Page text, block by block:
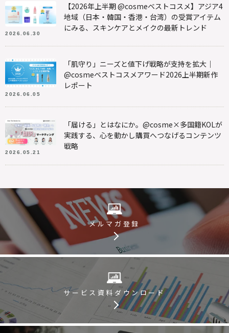
2026.06.30
【2026年上半期 @cosmeベストコスメ】アジア4
地域（日本・韓国・香港・台湾）の受賞アイテム
にみる、スキンケアとメイクの最新トレンド
2026.06.05
「肌守り」ニーズと値下げ戦略が支持を拡大｜
@cosmeベストコスメアワード2026上半期新作
レポート
2026.05.21
「届ける」とはなにか。@cosme×多国籍KOLが
実践する、心を動かし購買へつなげるコンテンツ
戦略
メルマガ登録
サービス資料 ダウンロード